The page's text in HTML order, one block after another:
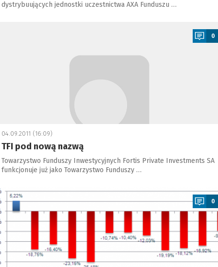
dystrybuujących jednostki uczestnictwa AXA Funduszu …
0
04.09.2011 (16:09)
TFI pod nową nazwą
Towarzystwo Funduszy Inwestycyjnych Fortis Private Investments SA
funkcjonuje już jako Towarzystwo Funduszy …
0